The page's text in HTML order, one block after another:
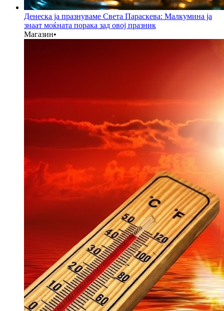
Денеска ја празнуваме Света Параскева: Малкумина ја
знаат моќната порака зад овој празник
Магазин•